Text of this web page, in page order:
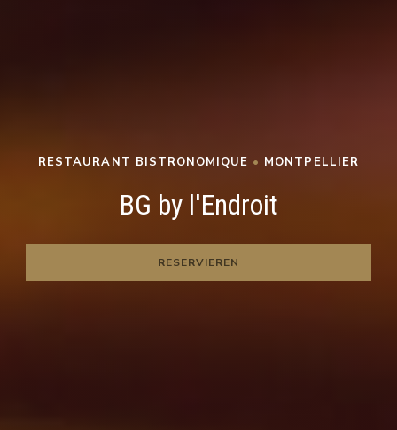
RESTAURANT BISTRONOMIQUE • MONTPELLIER
BG by l'Endroit
RESERVIEREN